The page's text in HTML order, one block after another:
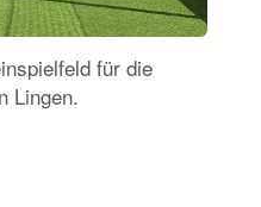
für die
Lingen.